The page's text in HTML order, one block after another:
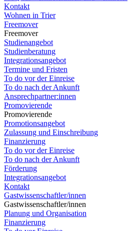
Kontakt
Wohnen in Trier
Freemover
Freemover
Studienangebot
Studienberatung
Integrationsangebot
Termine und Fristen
To do vor der Einreise
To do nach der Ankunft
Ansprechpartner:innen
Promovierende
Promovierende
Promotionsangebot
Zulassung und Einschreibung
Finanzierung
To do vor der Einreise
To do nach der Ankunft
Förderung
Integrationsangebot
Kontakt
Gastwissenschaftler/innen
Gastwissenschaftler/innen
Planung und Organisation
Finanzierung